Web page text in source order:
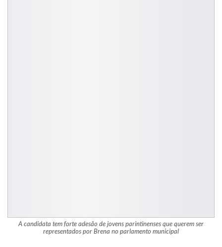
A candidata tem forte adesão de jovens parintinenses que querem ser
representados por Brena no parlamento municipal